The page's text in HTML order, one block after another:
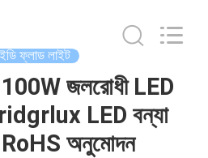
ফ্লাড লাইট
জলরোধী LED
LED বন্যা
অনুমোদন